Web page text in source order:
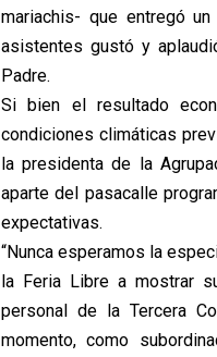
mariachis- que entregó
asistentes gustó y
Padre.
Si bien el resultado
condiciones climáticas
la presidenta de la
aparte del pasacalle
expectativas.
“Nunca esperamos la
la Feria Libre a mostrar
personal de la Tercera
momento, como